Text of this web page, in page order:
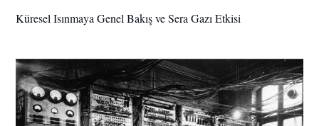
Küresel Isınmaya Genel Bakış ve Sera Gazı Etkisi